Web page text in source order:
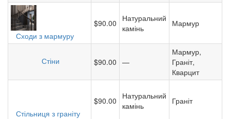
Сходи з мармуру
$90.00
Натуральний
камінь
Мармур
Стіни $90.00 —
Мармур,
Граніт,
Кварцит
Стільниця з граніту
$90.00
Натуральний
камінь
Граніт